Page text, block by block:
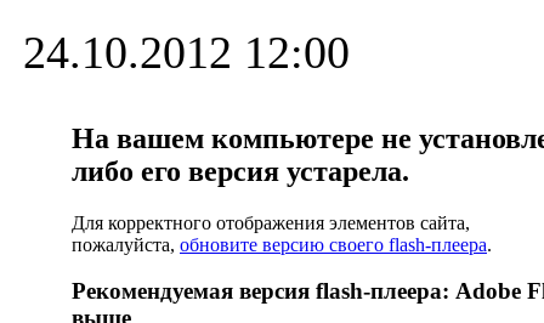
24.10.2012 12:00
На вашем компьютере не
либо его версия устарела.
Для корректного отображения элементов сайта,
пожалуйста, обновите версию своего flash-плеера.
Рекомендуемая версия flash-плеера: Adobe